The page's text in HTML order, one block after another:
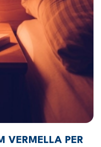
VERMELLA PER